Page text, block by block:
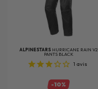
ALPINESTARS HURRICANE RAIN V2
PANTS BLACK
1 avis
-10%